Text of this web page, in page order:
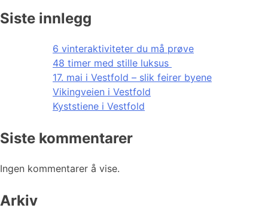
Siste innlegg
6 vinteraktiviteter du må prøve
48 timer med stille luksus
17. mai i Vestfold – slik feirer byene
Vikingveien i Vestfold
Kyststiene i Vestfold
Siste kommentarer
Ingen kommentarer å vise.
Arkiv